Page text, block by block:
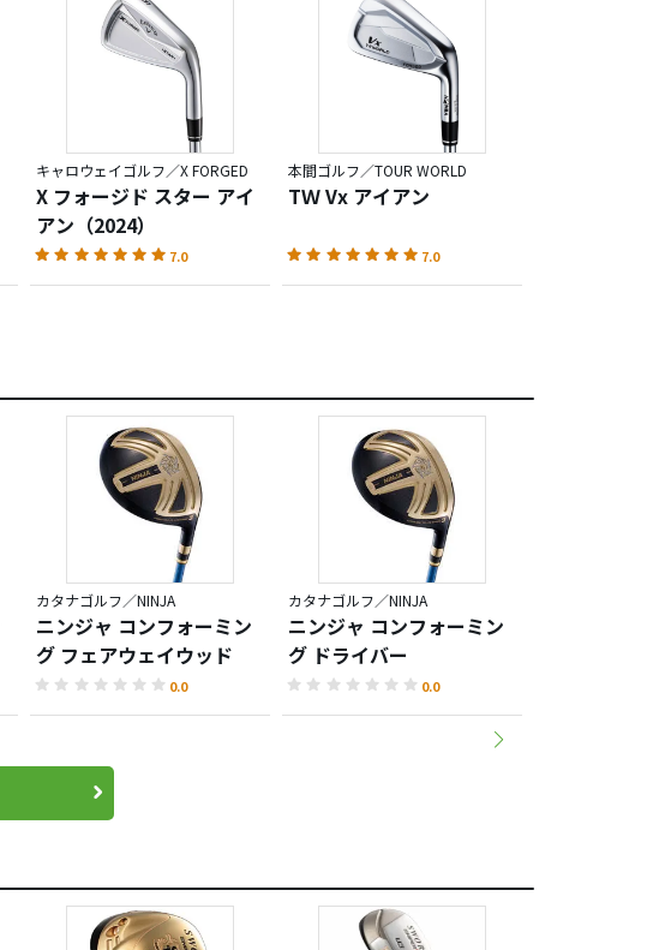
キャロウェイゴルフ／X FORGED
X フォージド スター アイ
アン（2024）
7.0
本間ゴルフ／TOUR WORLD
TＷ Vx アイアン
7.0
カタナゴルフ／NINJA
ニンジャ コンフォーミン
グ フェアウェイウッド
0.0
カタナゴルフ／NINJA
ニンジャ コンフォーミン
グ ドライバー
0.0